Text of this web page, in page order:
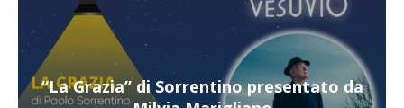
“Il respiro del mare”, personale di Terry